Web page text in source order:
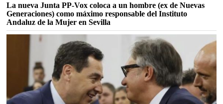
La nueva Junta PP-Vox coloca a un hombre (ex de Nuevas
Generaciones) como máximo responsable del Instituto
Andaluz de la Mujer en Sevilla